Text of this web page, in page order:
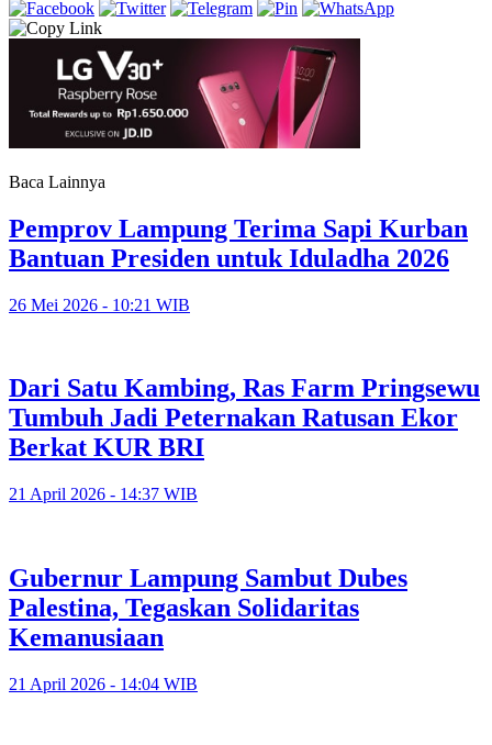
Baca Lainnya
Pemprov Lampung Terima Sapi Kurban
Bantuan Presiden untuk Iduladha 2026
26 Mei 2026 - 10:21 WIB
Dari Satu Kambing, Ras Farm Pringsewu
Tumbuh Jadi Peternakan Ratusan Ekor
Berkat KUR BRI
21 April 2026 - 14:37 WIB
Gubernur Lampung Sambut Dubes
Palestina, Tegaskan Solidaritas
Kemanusiaan
21 April 2026 - 14:04 WIB